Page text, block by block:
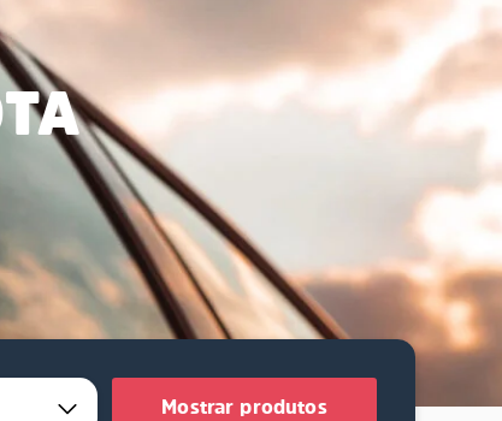
Mostrar produtos